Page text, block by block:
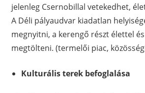
jelenleg Csernobillal vetekedhet,
A Déli pályaudvar kiadatlan
megnyitni, a kerengő részt élettel
megtölteni. (termelői piac,
Kulturális terek befoglalása